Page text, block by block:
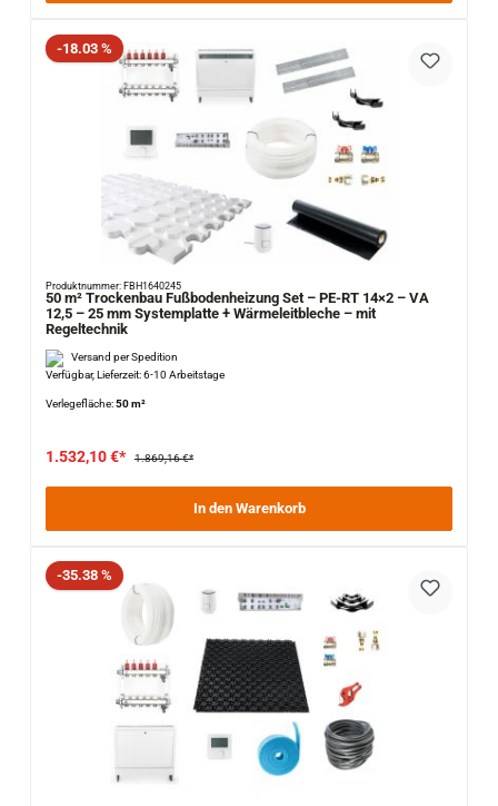
Rabatt
-18.03 %
Produktnummer: FBH1640245
50 m² Trockenbau Fußbodenheizung Set – PE-RT 14×2 – VA
12,5 – 25 mm Systemplatte + Wärmeleitbleche – mit
Regeltechnik
Versand per Spedition
Verfügbar, Lieferzeit: 6-10 Arbeitstage
Verlegefläche:50 m²
1.532,10 €* 1.869,16 €*
In den Warenkorb
Rabatt
-35.38 %